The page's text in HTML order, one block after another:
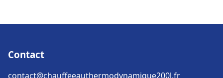
Contact
contact@chauffeeauthermodynamique200l.fr